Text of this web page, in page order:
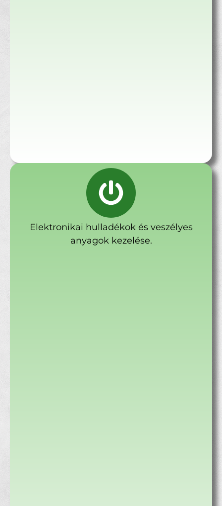
Elektronikai hulladékok és veszélyes
anyagok kezelése.